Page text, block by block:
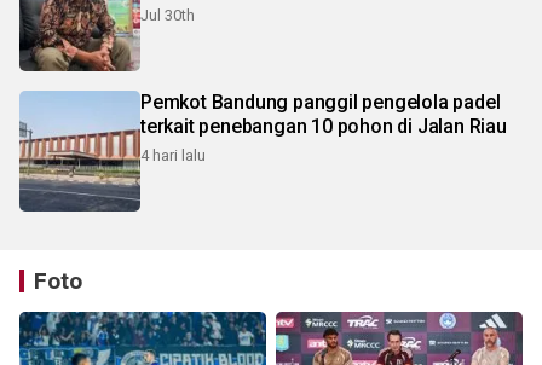
Jul 30th
Pemkot Bandung panggil pengelola padel
terkait penebangan 10 pohon di Jalan Riau
4 hari lalu
Foto